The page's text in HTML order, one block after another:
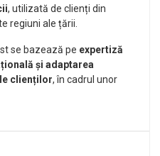
, utilizată de clienți din
regiuni ale țării.
se bazează pe expertiză
și adaptarea
clienților, în cadrul unor